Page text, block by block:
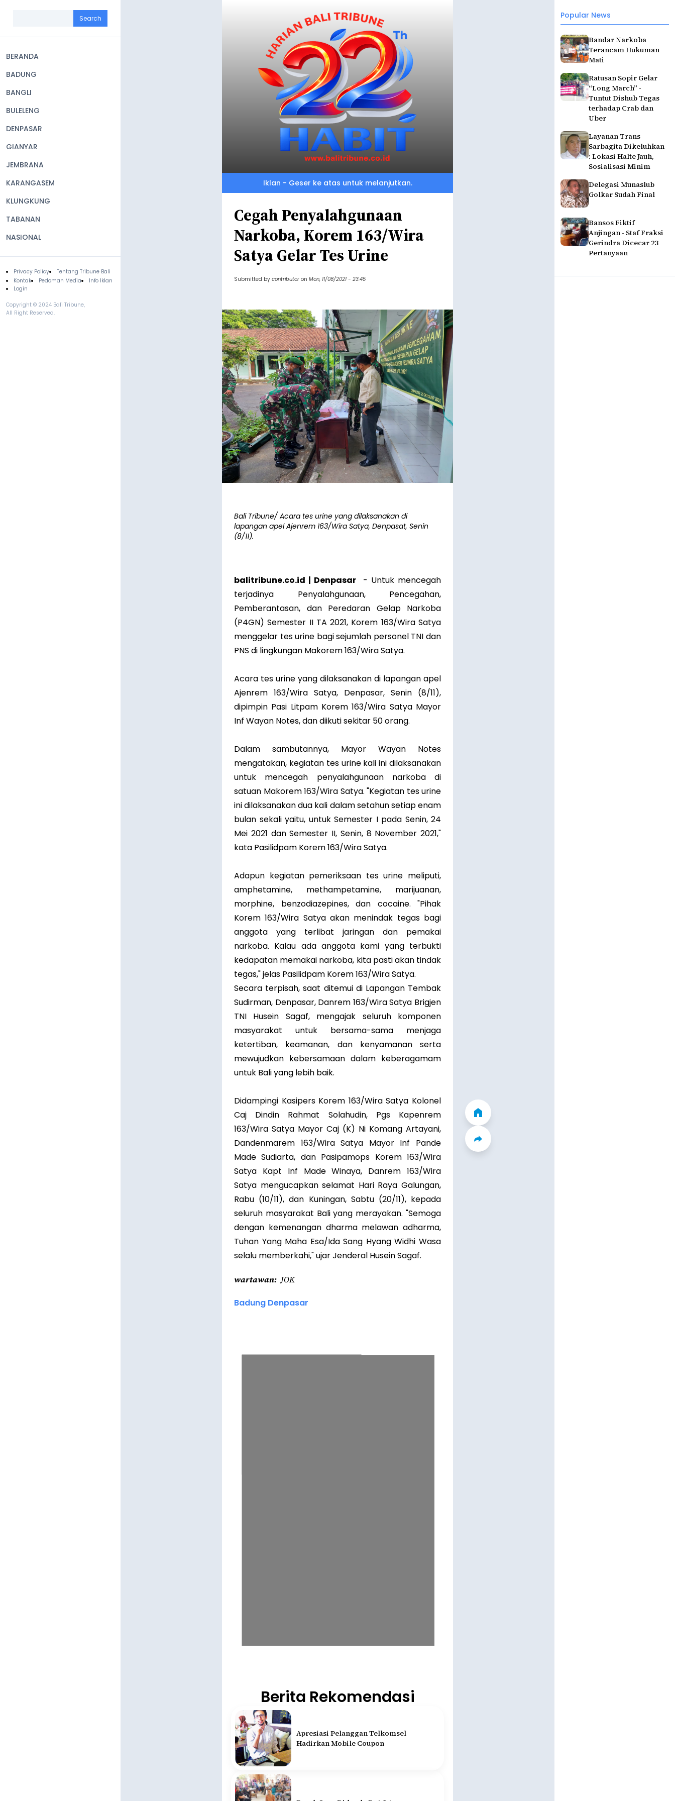
navigation
BERANDA
BADUNG
BANGLI
BULELENG
DENPASAR
GIANYAR
JEMBRANA
KARANGASEM
KLUNGKUNG
TABANAN
NASIONAL
Footer
Privacy Policy
Tentang Tribune Bali
Kontak
Pedoman Media
Info Iklan
Login
Copyright © 2024 Bali Tribune,
All Right Reserved.
Popular News
Bandar Narkoba
Terancam Hukuman
Mati
Ratusan Sopir Gelar
“Long March” -
Tuntut Dishub Tegas
terhadap Crab dan
Uber
Layanan Trans
Sarbagita Dikeluhkan
: Lokasi Halte Jauh,
Sosialisasi Minim
Delegasi Munaslub
Golkar Sudah Final
Bansos Fiktif
Anjingan - Staf Fraksi
Gerindra Dicecar 23
Pertanyaan
Iklan - Geser ke atas untuk melanjutkan.
Cegah Penyalahgunaan
Narkoba, Korem 163/Wira
Satya Gelar Tes Urine
Submitted by contributor on Mon, 11/08/2021 - 23:45
Bali Tribune/ Acara tes urine yang dilaksanakan di
lapangan apel Ajenrem 163/Wira Satya, Denpasat, Senin
(8/11).
balitribune.co.id | Denpasar
- Untuk mencegah
terjadinya Penyalahgunaan, Pencegahan,
Pemberantasan, dan Peredaran Gelap Narkoba
(P4GN) Semester II TA 2021, Korem 163/Wira Satya
menggelar tes urine bagi sejumlah personel TNI dan
PNS di lingkungan Makorem 163/Wira Satya.
Acara tes urine yang dilaksanakan di lapangan apel
Ajenrem 163/Wira Satya, Denpasar, Senin (8/11),
dipimpin Pasi Litpam Korem 163/Wira Satya Mayor
Inf Wayan Notes, dan diikuti sekitar 50 orang.
Dalam sambutannya, Mayor Wayan Notes
mengatakan, kegiatan tes urine kali ini dilaksanakan
untuk mencegah penyalahgunaan narkoba di
satuan Makorem 163/Wira Satya. "Kegiatan tes urine
ini dilaksanakan dua kali dalam setahun setiap enam
bulan sekali yaitu, untuk Semester I pada Senin, 24
Mei 2021 dan Semester II, Senin, 8 November 2021,"
kata Pasilidpam Korem 163/Wira Satya.
Adapun kegiatan pemeriksaan tes urine meliputi,
amphetamine, methampetamine, marijuanan,
morphine, benzodiazepines, dan cocaine. "Pihak
Korem 163/Wira Satya akan menindak tegas bagi
anggota yang terlibat jaringan dan pemakai
narkoba. Kalau ada anggota kami yang terbukti
kedapatan memakai narkoba, kita pasti akan tindak
tegas," jelas Pasilidpam Korem 163/Wira Satya.
Secara terpisah, saat ditemui di Lapangan Tembak
Sudirman, Denpasar, Danrem 163/Wira Satya Brigjen
TNI Husein Sagaf, mengajak seluruh komponen
masyarakat untuk bersama-sama menjaga
ketertiban, keamanan, dan kenyamanan serta
mewujudkan kebersamaan dalam keberagamam
untuk Bali yang lebih baik.
Didampingi Kasipers Korem 163/Wira Satya Kolonel
Caj Dindin Rahmat Solahudin, Pgs Kapenrem
163/Wira Satya Mayor Caj (K) Ni Komang Artayani,
Dandenmarem 163/Wira Satya Mayor Inf Pande
Made Sudiarta, dan Pasipamops Korem 163/Wira
Satya Kapt Inf Made Winaya, Danrem 163/Wira
Satya mengucapkan selamat Hari Raya Galungan,
Rabu (10/11), dan Kuningan, Sabtu (20/11), kepada
seluruh masyarakat Bali yang merayakan. "Semoga
dengan kemenangan dharma melawan adharma,
Tuhan Yang Maha Esa/Ida Sang Hyang Widhi Wasa
selalu memberkahi," ujar Jenderal Husein Sagaf.
wartawan JOK
Badung Denpasar
Berita Rekomendasi
Apresiasi Pelanggan Telkomsel
Hadirkan Mobile Coupon